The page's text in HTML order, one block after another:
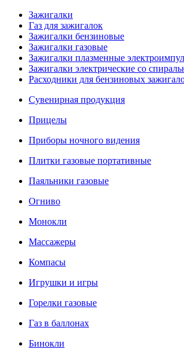
Зажигалки
Газ для зажигалок
Зажигалки бензиновые
Зажигалки газовые
Зажигалки плазменные
Зажигалки электрические со
Расходники для бензиновых
Сувенирная продукция
Прицелы
Приборы ночного видения
Плитки газовые портативные
Паяльники газовые
Огниво
Монокли
Массажеры
Компасы
Игрушки и игры
Горелки газовые
Газ в баллонах
Бинокли